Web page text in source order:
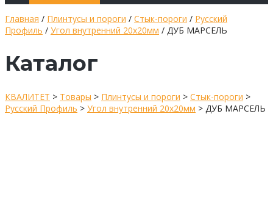
Главная / Плинтусы и пороги / Стык-пороги / Русский
Профиль / Угол внутренний 20х20мм / ДУБ МАРСЕЛЬ
Каталог
КВАЛИТЕТ > Товары > Плинтусы и пороги > Стык-пороги >
Русский Профиль > Угол внутренний 20х20мм > ДУБ МАРСЕЛЬ